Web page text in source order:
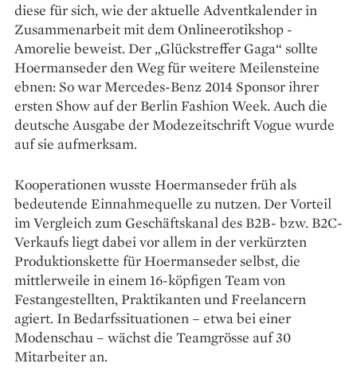
diese für sich, wie der aktuelle Adventkalender in
Zusammenarbeit mit dem Onlineerotikshop ­
Amorelie beweist. Der „Glückstreffer Gaga“ sollte
Hoermanseder den Weg für weitere Meilensteine
ebnen: So war Mercedes-Benz 2014 Sponsor ihrer
ersten Show auf der Berlin Fashion Week. Auch die
deutsche Ausgabe der Modezeitschrift Vogue wurde
auf sie aufmerksam.
Kooperationen wusste Hoermanseder früh als
bedeutende Einnahmequelle zu nutzen. Der Vorteil
im Vergleich zum Geschäftskanal des B2B- bzw. B2C-
Verkaufs liegt dabei vor allem in der verkürzten
Produktionskette für Hoermans­eder selbst, die
mittlerweile in einem 16-köpfigen Team von
Festangestellten, Praktikanten und Freelancern
agiert. In Bedarfssituationen – etwa bei einer
Modenschau – wächst die Teamgrösse auf 30
Mitarbeiter an.